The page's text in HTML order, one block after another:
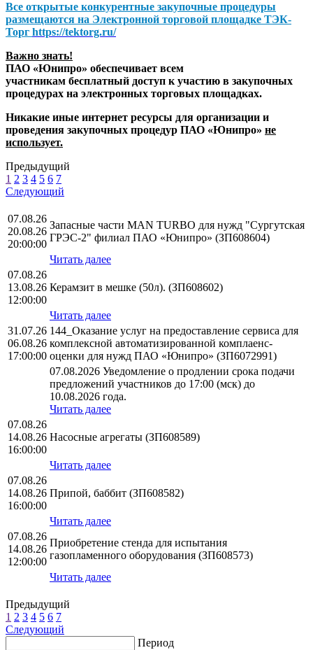
Все открытые конкурентные закупочные процедуры
размещаются на Электронной торговой площадке ТЭК-
Торг https://tektorg.ru/
Важно знать!
ПАО «Юнипро» обеспечивает всем
участникам бесплатный доступ к участию в закупочных
процедурах на электронных торговых площадках.
Никакие иные интернет ресурсы для организации и
проведения закупочных процедур ПАО «Юнипро» не
использует.
Предыдущий
1 2 3 4 5 6 7
Следующий
07.08.26
20.08.26
20:00:00
Запасные части MAN TURBO для нужд "Сургутская
ГРЭС-2" филиал ПАО «Юнипро» (ЗП608604)
Читать далее
07.08.26
13.08.26
12:00:00
Керамзит в мешке (50л). (ЗП608602)
Читать далее
31.07.26
06.08.26
17:00:00
144_Оказание услуг на предоставление сервиса для
комплексной автоматизированной комплаенс-
оценки для нужд ПАО «Юнипро» (ЗП6072991)
07.08.2026 Уведомление о продлении срока подачи
предложений участников до 17:00 (мск) до
10.08.2026 года.
Читать далее
07.08.26
14.08.26
16:00:00
Насосные агрегаты (ЗП608589)
Читать далее
07.08.26
14.08.26
16:00:00
Припой, баббит (ЗП608582)
Читать далее
07.08.26
14.08.26
12:00:00
Приобретение стенда для испытания
газопламенного оборудования (ЗП608573)
Читать далее
Предыдущий
1 2 3 4 5 6 7
Следующий
Период